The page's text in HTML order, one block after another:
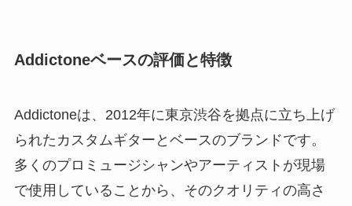
Addictoneベースの評価と特徴
Addictoneは、2012年に東京渋谷を拠点に立ち上げ
られたカスタムギターとベースのブランドです。
多くのプロミュージシャンやアーティストが現場
で使用していることから、そのクオリティの高さ